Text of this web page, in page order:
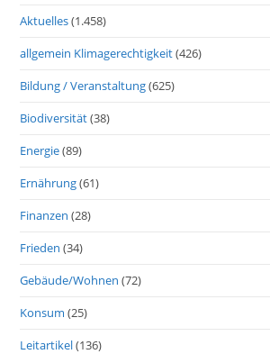
Aktuelles(1.458)
allgemein Klimagerechtigkeit(426)
Bildung / Veranstaltung(625)
Biodiversität(38)
Energie(89)
Ernährung(61)
Finanzen (28)
Frieden (34)
Gebäude/Wohnen (72)
Konsum (25)
Leitartikel(136)